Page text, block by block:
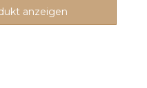
anzeigen